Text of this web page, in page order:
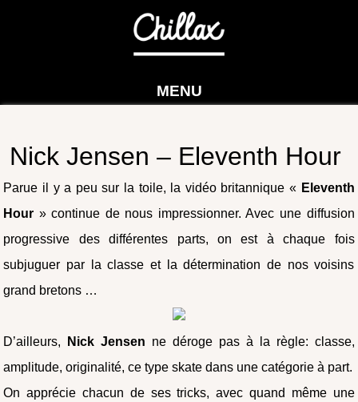
MENU
Nick Jensen – Eleventh Hour
Parue il y a peu sur la toile, la vidéo britannique « Eleventh
Hour » continue de nous impressionner. Avec une diffusion
progressive des différentes parts, on est à chaque fois
subjuguer par la classe et la détermination de nos voisins
grand bretons …
D’ailleurs, Nick Jensen ne déroge pas à la règle: classe,
amplitude, originalité, ce type skate dans une catégorie à part.
On apprécie chacun de ses tricks, avec quand même une